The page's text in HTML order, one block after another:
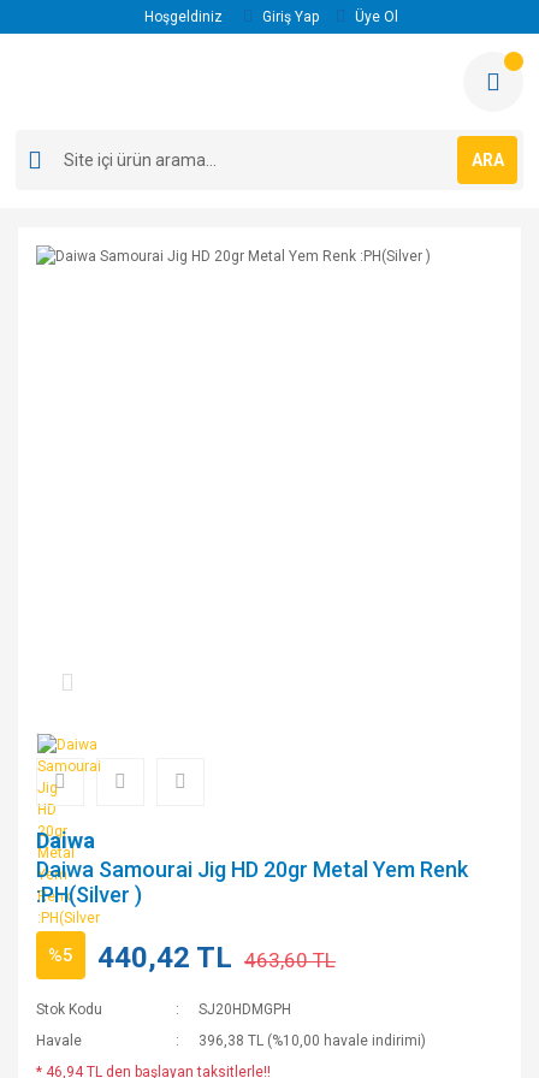
Hoşgeldiniz Giriş Yap Üye Ol
ARA
Daiwa
Daiwa Samourai Jig HD 20gr Metal Yem Renk
:PH(Silver )
%5 440,42 TL 463,60 TL
Stok Kodu
SJ20HDMGPH
Havale
396,38 TL (%10,00 havale indirimi)
* 46,94 TL den başlayan taksitlerle!!